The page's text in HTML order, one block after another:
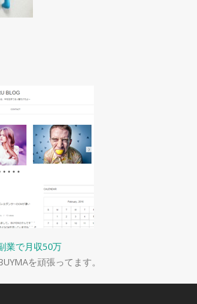
業で月収50万
を頑張ってます。